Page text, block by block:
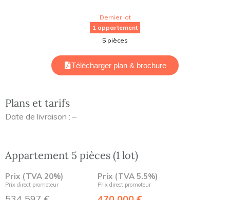
Dernier lot
1 appartement
5 pièces
Télécharger plan & brochure
Plans et tarifs
Date de livraison : –
Appartement 5 pièces (1 lot)
Prix (TVA 20%)
Prix direct promoteur
Prix (TVA 5.5%)
Prix direct promoteur